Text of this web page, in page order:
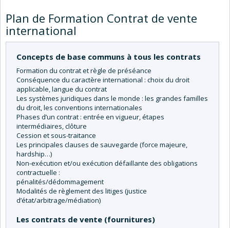
Plan de Formation Contrat de vente
international
Concepts de base communs à tous les contrats
Formation du contrat et règle de préséance
Conséquence du caractère international : choix du droit
applicable, langue du contrat
Les systèmes juridiques dans le monde : les grandes familles
du droit, les conventions internationales
Phases d’un contrat : entrée en vigueur, étapes
intermédiaires, clôture
Cession et sous-traitance
Les principales clauses de sauvegarde (force majeure,
hardship…)
Non-exécution et/ou exécution défaillante des obligations
contractuelle :
pénalités/dédommagement
Modalités de règlement des litiges (justice
d’état/arbitrage/médiation)
Les contrats de vente (fournitures)